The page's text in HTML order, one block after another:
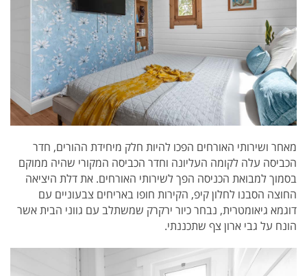
מאחר ושירותי האורחים הפכו להיות חלק מיחידת ההורים, חדר
הכביסה עלה לקומה העליונה וחדר הכביסה המקורי שהיה ממוקם
בסמוך למבואת הכניסה הפך לשירותי האורחים. את דלת היציאה
החוצה הסבנו לחלון קיפ, הקירות חופו באריחים צבעוניים עם
דוגמא גיאומטרית, נבחר כיור ירקרק שמשתלב עם גווני הבית אשר
הונח על גבי ארון צף שתכננתי.